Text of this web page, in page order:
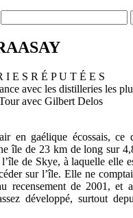
I E S R É P U T É E S
avec les distilleries les
avec Gilbert Delos
en gaélique écossais,
île de 23 km de long sur
l’île de Skye, à laquelle elle
sur l’île. Elle ne
recensement de 2001, et
développé, surtout